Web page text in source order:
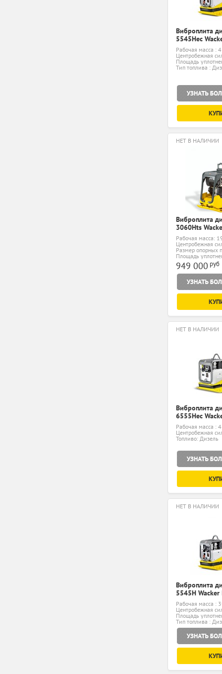
Виброплита
5545Hec
Рабочая масса :
Центробежная
Площадь
Тип топлива :
НЕТ В НАЛИЧИИ
Виброплита
3060Hts
Рабочая масса:
Центробежная
Размер опорных
мм
Площадь
949 000 руб
НЕТ В НАЛИЧИИ
Виброплита
6555Hec
Рабочая масса :
Центробежная
Топливо: Дизель
НЕТ В НАЛИЧИИ
Виброплита
5545H Wacker
Рабочая масса :
Центробежная
Площадь
Тип топлива :